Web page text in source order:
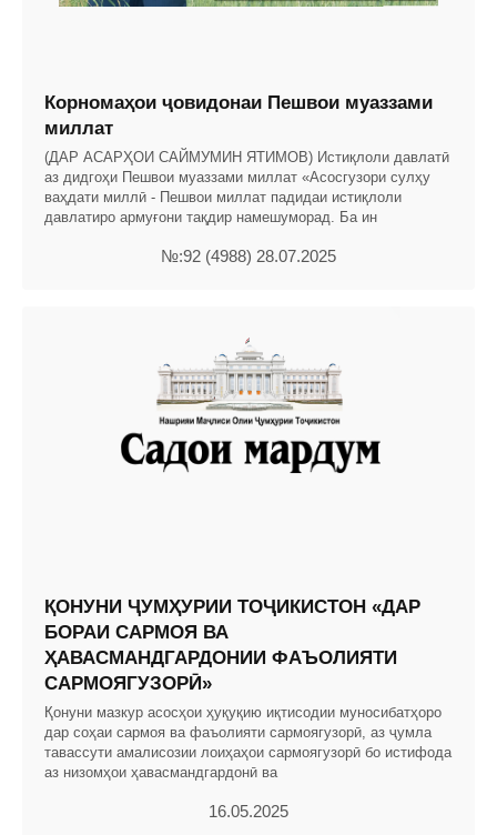
Корномаҳои ҷовидонаи Пешвои муаззами
миллат
(ДАР АСАРҲОИ САЙМУМИН ЯТИМОВ) Истиқлоли давлатӣ
аз дидгоҳи Пешвои муаззами миллат «Асосгузори сулҳу
ваҳдати миллӣ - Пешвои миллат падидаи истиқлоли
давлатиро армуғони тақдир намешуморад. Ба ин
№:92 (4988) 28.07.2025
ҚОНУНИ ҶУМҲУРИИ ТОҶИКИСТОН «ДАР
БОРАИ САРМОЯ ВА
ҲАВАСМАНДГАРДОНИИ ФАЪОЛИЯТИ
САРМОЯГУЗОРӢ»
Қонуни мазкур асосҳои ҳуқуқию иқтисодии муносибатҳоро
дар соҳаи сармоя ва фаъолияти сармоягузорӣ, аз ҷумла
тавассути амалисозии лоиҳаҳои сармоягузорӣ бо истифода
аз низомҳои ҳавасмандгардонӣ ва
16.05.2025